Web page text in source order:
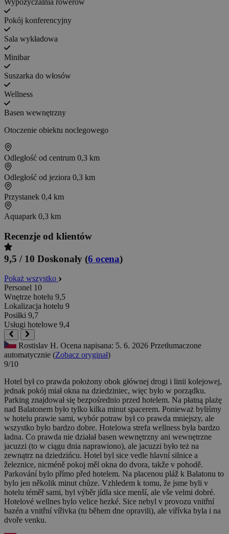
Pokój konferencyjny
Sala wykładowa
Minibar
Suszarka do włosów
Wellness
Basen wewnętrzny
Otoczenie obiektu noclegowego
Odległość od centrum 0,3 km
Odległość od jeziora 0,3 km
Przystanek 0,4 km
Aquapark 0,3 km
Recenzje od klientów
9,5 / 10 Doskonały (6 ocena)
Pokaż wszystko
Personel 10
Wnętrze hotelu 9,5
Lokalizacja hotelu 9
Posiłki 9,7
Usługi hotelowe 9,4
Rostislav H. Ocena napisana: 5. 6. 2026 Przetłumaczone
automatycznie (Zobacz oryginał)
9/10
Hotel był co prawda położony obok głównej drogi i linii kolejowej,
jednak pokój miał okna na dziedziniec, więc było w porządku.
Parking znajdował się bezpośrednio przed hotelem. Na płatną plażę
nad Balatonem było tylko kilka minut spacerem. Ponieważ byliśmy
w hotelu prawie sami, wybór potraw był co prawda mniejszy, ale
wszystko było bardzo dobre. Hotelowa strefa wellness była bardzo
ładna. Co prawda nie działał basen wewnętrzny ani wewnętrzne
jacuzzi (to w ciągu dnia naprawiono), ale jacuzzi było też na
zewnątrz na dziedzińcu. Hotel byl sice vedle hlavní silnice a
železnice, nicméně pokoj měl okna do dvora, takže v pohodě.
Parkování bylo přímo před hotelem. Na placenou pláž k Balatonu to
bylo jen několik minut chůze. Vzhledem k tomu, že jsme byli v
hotelu téměř sami, byl výběr jídla sice menší, ale vše velmi dobré.
Hotelové wellnes bylo velice hezké. Sice nebyl v provozu vnitřní
bazén a vnitřní vířivka (tu během dne opravili), ale viřívka byla i na
dvoře venku.